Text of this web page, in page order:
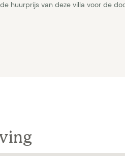
huurprijs van deze villa voor de